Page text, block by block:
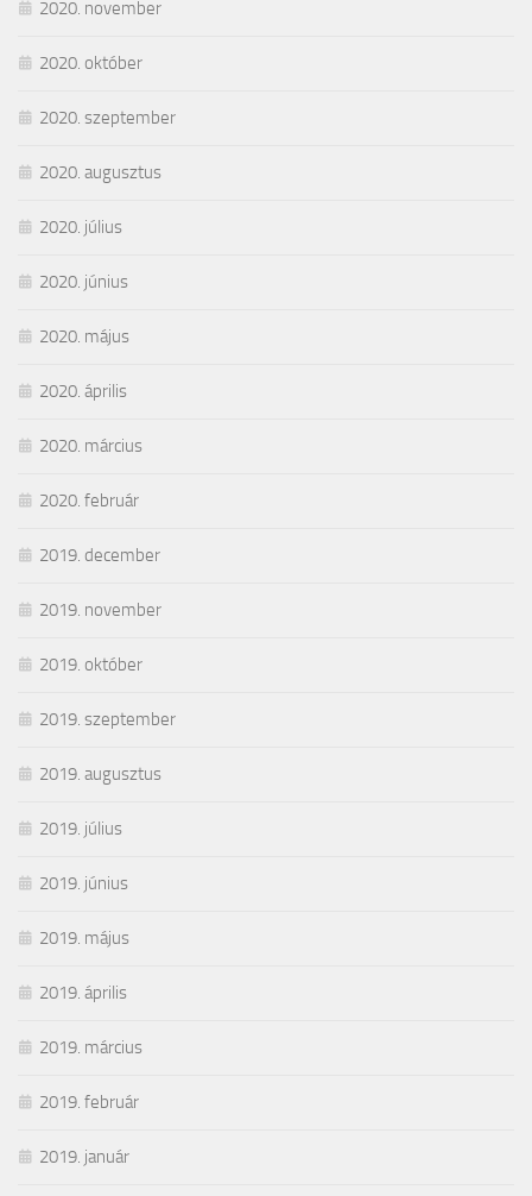
2020. november
2020. október
2020. szeptember
2020. augusztus
2020. július
2020. június
2020. május
2020. április
2020. március
2020. február
2019. december
2019. november
2019. október
2019. szeptember
2019. augusztus
2019. július
2019. június
2019. május
2019. április
2019. március
2019. február
2019. január